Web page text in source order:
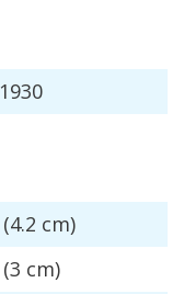
1930
(4.2 cm)
(3 cm)